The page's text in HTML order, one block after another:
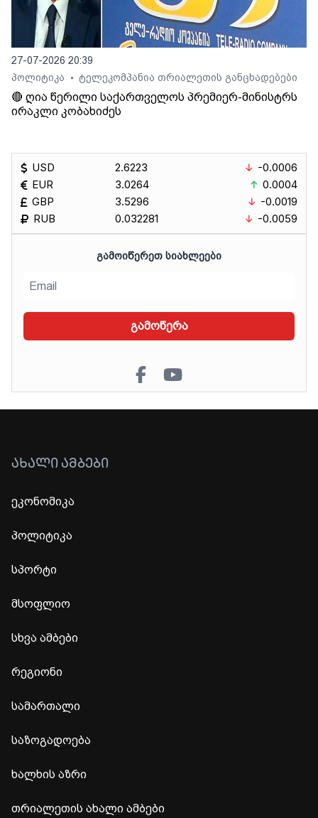
27-07-2026 20:39
პოლიტიკა
• ტელეკომპანია თრიალეთის განცხადებები
🔴 ღია წერილი საქართველოს პრემიერ-მინისტრს
ირაკლი კობახიძეს
USD
EUR
GBP
RUB
2.6223
3.0264
3.5296
0.032281
-0.0006
0.0004
-0.0019
-0.0059
ᲒᲐᲛᲝᲘᲬᲔᲠᲔᲗ ᲡᲘᲐᲮᲚᲔᲔᲑᲘ
გამოწერა
ᲐᲮᲐᲚᲘ ᲐᲛᲑᲔᲑᲘ
ეკონომიკა
პოლიტიკა
სპორტი
მსოფლიო
სხვა ამბები
რეგიონი
სამართალი
საზოგადოება
ხალხის აზრი
თრიალეთის ახალი ამბები